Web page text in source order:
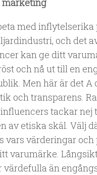
med inflytelserika
och det
kan ge ditt
och nå ut till en
Men här är det A
och transparens.
tackar nej
av etiska skäl. Välj
vars värderingar
varumärke.
värdefulla än